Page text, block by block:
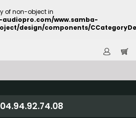
of non-object in
www.samba-
design/components/
04.94.92.74.08